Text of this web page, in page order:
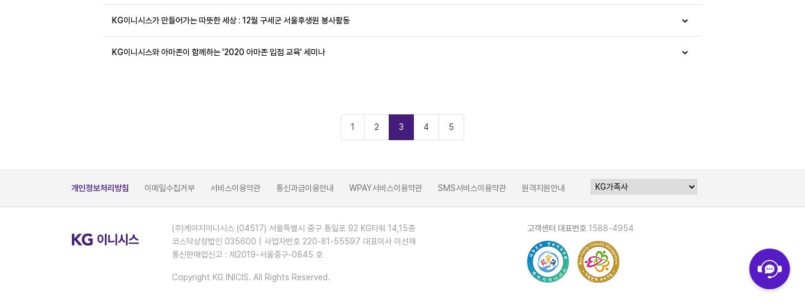
KG이니시스가 만들어가는 따뜻한 세상 : 12월 구세군 서울후생원 봉사활동
KG이니시스와 아마존이 함께하는 '2020 아마존 입점 교육' 세미나
1 2 3 4 5
개인정보처리방침 이메일수집거부 서비스이용약관 통신과금이용안내 WPAY서비스이용약관 SMS서비스이용약관 원격지원안내
(주)케이지이니시스 (04517) 서울특별시 중구 통일로 92 KG타워 14,15층
코스닥상장법인 035600 | 사업자번호 220-81-55597 대표이사 이선재
통신판매업신고 : 제2019-서울중구-0845 호
Copyright KG INICIS. All Rights Reserved.
고객센터 대표번호 1588-4954